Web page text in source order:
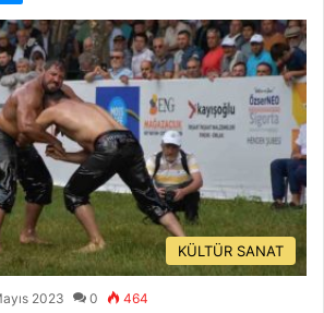
KÜLTÜR SANAT
2023 0 464